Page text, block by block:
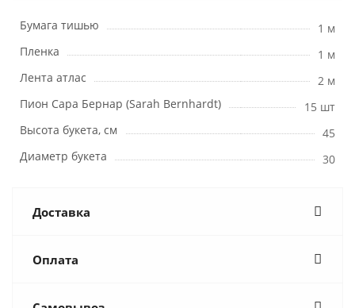
Бумага тишью
1 м
Пленка
1 м
Лента атлас
2 м
Пион Сара Бернар (Sarah Bernhardt)
15 шт
Высота букета, см
45
Диаметр букета
30
Доставка
Оплата